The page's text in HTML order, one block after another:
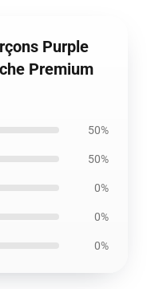
Purple
Premium
50%
50%
0%
0%
0%